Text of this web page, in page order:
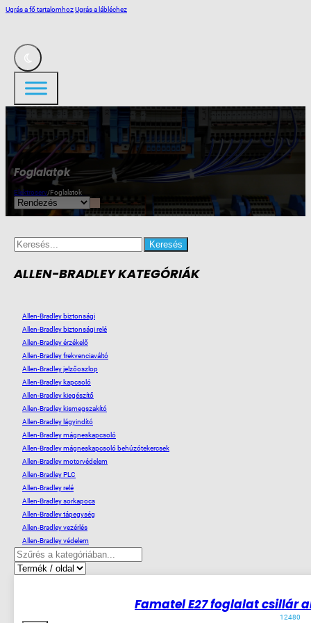
Ugrás a fő tartalomhozUgrás a lábléchez
Foglalatok
Elektroserv/Foglalatok
Search
for:
ALLEN-BRADLEY KATEGÓRIÁK
Allen-Bradley biztonsági
Allen-Bradley biztonsági relé
Allen-Bradley érzékelő
Allen-Bradley frekvenciaváltó
Allen-Bradley jelzőoszlop
Allen-Bradley kapcsoló
Allen-Bradley kiegészítő
Allen-Bradley kismegszakító
Allen-Bradley lágyindító
Allen-Bradley mágneskapcsoló
Allen-Bradley mágneskapcsoló behúzótekercsek
Allen-Bradley motorvédelem
Allen-Bradley PLC
Allen-Bradley relé
Allen-Bradley sorkapocs
Allen-Bradley tápegység
Allen-Bradley vezérlés
Allen-Bradley védelem
6
készleten
Famatel E27 foglalat csillár
12480